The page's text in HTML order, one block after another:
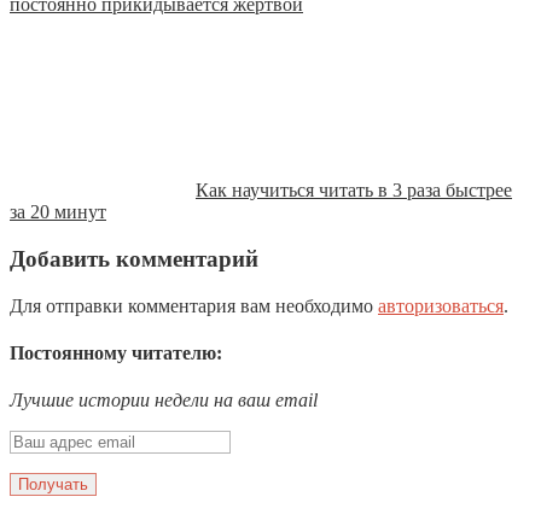
постоянно прикидывается жертвой
Как научиться читать в 3 раза быстрее
за 20 минут
Добавить комментарий
Для отправки комментария вам необходимо авторизоваться.
Постоянному читателю:
Лучшие истории недели на ваш email